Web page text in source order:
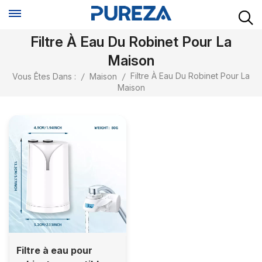
Filtre À Eau Du Robinet Pour La
Maison
Vous Êtes Dans : / Maison / Filtre À Eau Du Robinet Pour La
Maison
Filtre à eau pour